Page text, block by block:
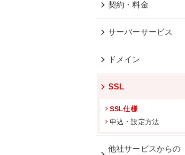
契約・料金
サーバーサービス
ドメイン
SSL
SSL仕様
申込・設定方法
他社サービスからの